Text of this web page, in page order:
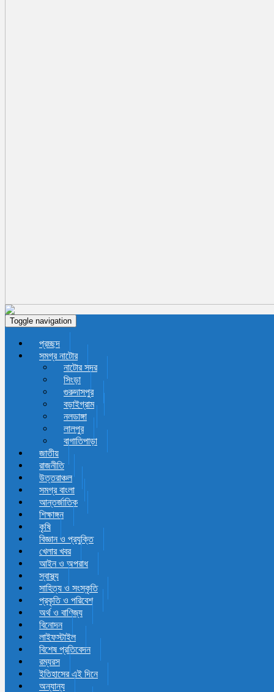
Toggle navigation
প্রচ্ছদ
সমগ্র নাটোর
নাটোর সদর
সিংড়া
গুরুদাসপুর
বড়াইগ্রাম
নলডাঙ্গা
লালপুর
বাগাতিপাড়া
জাতীয়
রাজনীতি
উত্তরাঞ্চল
সমগ্র বাংলা
আন্তর্জাতিক
শিক্ষাঙ্গন
কৃষি
বিজ্ঞান ও প্রযুক্তি
খেলার খবর
আইন ও অপরাধ
স্বাস্থ্য
সাহিত্য ও সংস্কৃতি
প্রকৃতি ও পরিবেশ
অর্থ ও বাণিজ্য
বিনোদন
লাইফস্টাইল
বিশেষ প্রতিবেদন
রম্যরস
ইতিহাসের এই দিনে
অন্যান্য